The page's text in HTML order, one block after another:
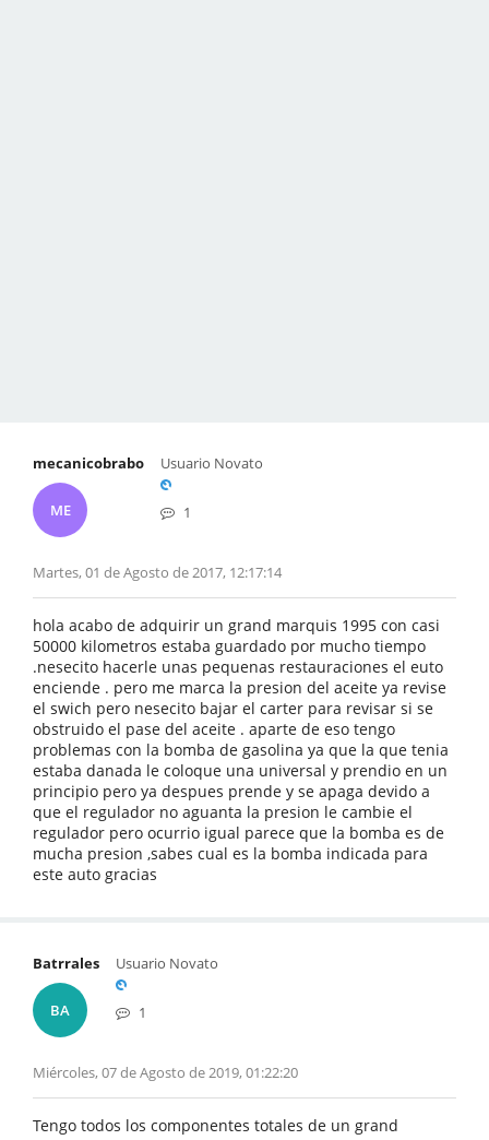
mecanicobrabo
ME
Usuario Novato
1
Martes, 01 de Agosto de 2017, 12:17:14
hola acabo de adquirir un grand marquis 1995 con casi
50000 kilometros estaba guardado por mucho tiempo
.nesecito hacerle unas pequenas restauraciones el euto
enciende . pero me marca la presion del aceite ya revise
el swich pero nesecito bajar el carter para revisar si se
obstruido el pase del aceite . aparte de eso tengo
problemas con la bomba de gasolina ya que la que tenia
estaba danada le coloque una universal y prendio en un
principio pero ya despues prende y se apaga devido a
que el regulador no aguanta la presion le cambie el
regulador pero ocurrio igual parece que la bomba es de
mucha presion ,sabes cual es la bomba indicada para
este auto gracias
Batrrales
BA
Usuario Novato
1
Miércoles, 07 de Agosto de 2019, 01:22:20
Tengo todos los componentes totales de un grand